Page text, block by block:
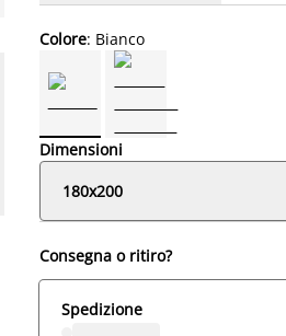
Colore: Bianco
Dimensioni
180x200
Consegna o ritiro?
Spedizione